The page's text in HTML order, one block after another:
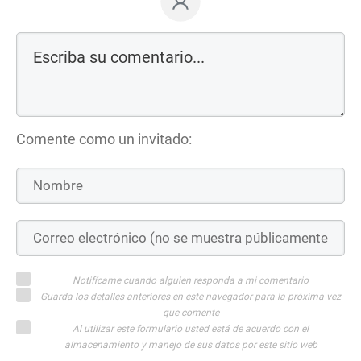
Comente como un invitado:
Notifícame cuando alguien responda a mi comentario
Guarda los detalles anteriores en este navegador para la próxima vez
que comente
Al utilizar este formulario usted está de acuerdo con el
almacenamiento y manejo de sus datos por este sitio web